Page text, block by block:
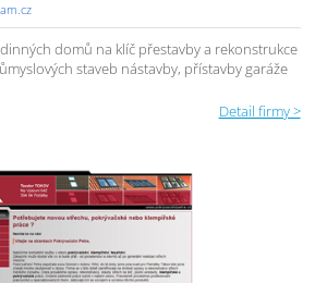
domů na klíč přestavby a rekonstrukce
staveb nástavby, přístavby garáže
Detail firmy >